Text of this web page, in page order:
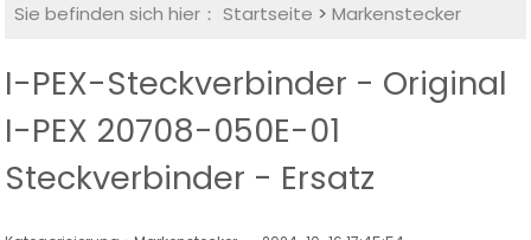
Sie befinden sich hier： Startseite >Markenstecker
I-PEX-Steckverbinder - Original
I-PEX 20708-050E-01
Steckverbinder - Ersatz